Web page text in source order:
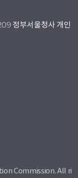
정부서울청사 개인
Commission. All ri